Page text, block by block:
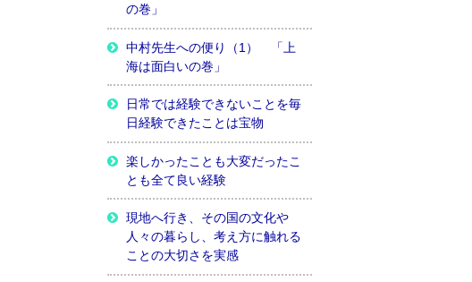
の巻」
中村先生への便り（1） 「上
海は面白いの巻」
日常では経験できないことを毎
日経験できたことは宝物
楽しかったことも大変だったこ
とも全て良い経験
現地へ行き、その国の文化や
人々の暮らし、考え方に触れる
ことの大切さを実感